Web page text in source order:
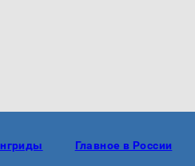
Главное в России